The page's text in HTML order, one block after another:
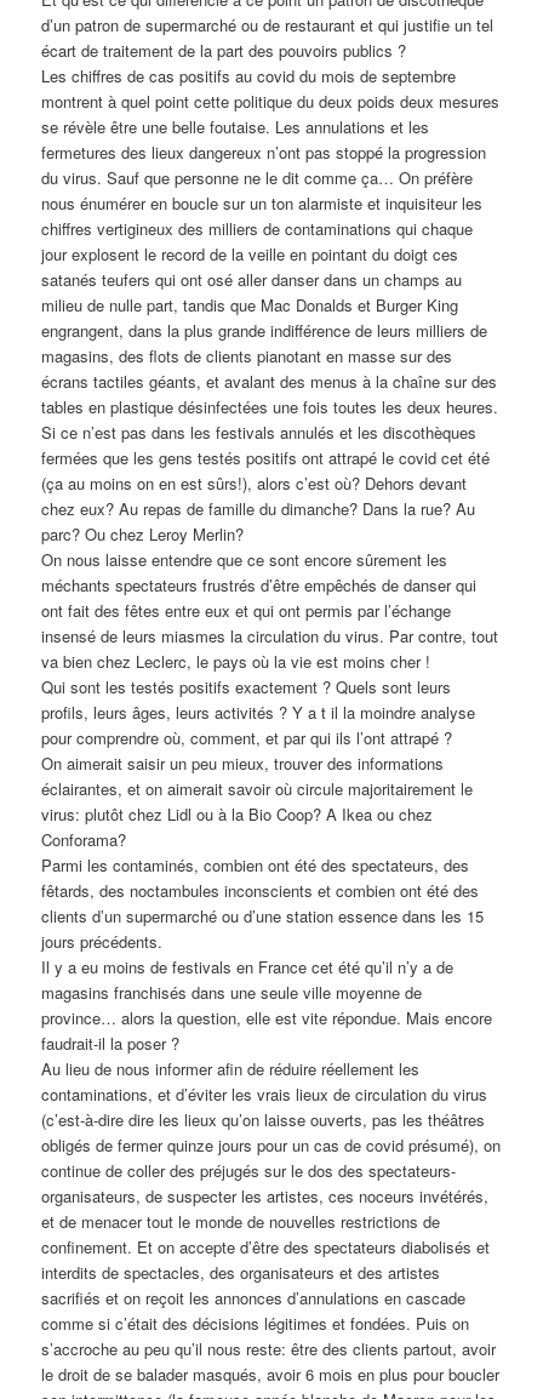
d’un patron de supermarché ou de restaurant et qui justifie un tel
écart de traitement de la part des pouvoirs publics ?
Les chiffres de cas positifs au covid du mois de septembre
montrent à quel point cette politique du deux poids deux mesures
se révèle être une belle foutaise. Les annulations et les
fermetures des lieux dangereux n’ont pas stoppé la progression
du virus. Sauf que personne ne le dit comme ça… On préfère
nous énumérer en boucle sur un ton alarmiste et inquisiteur les
chiffres vertigineux des milliers de contaminations qui chaque
jour explosent le record de la veille en pointant du doigt ces
satanés teufers qui ont osé aller danser dans un champs au
milieu de nulle part, tandis que Mac Donalds et Burger King
engrangent, dans la plus grande indifférence de leurs milliers de
magasins, des flots de clients pianotant en masse sur des
écrans tactiles géants, et avalant des menus à la chaîne sur des
tables en plastique désinfectées une fois toutes les deux heures.
Si ce n’est pas dans les festivals annulés et les discothèques
fermées que les gens testés positifs ont attrapé le covid cet été
(ça au moins on en est sûrs!), alors c’est où? Dehors devant
chez eux? Au repas de famille du dimanche? Dans la rue? Au
parc? Ou chez Leroy Merlin?
On nous laisse entendre que ce sont encore sûrement les
méchants spectateurs frustrés d’être empêchés de danser qui
ont fait des fêtes entre eux et qui ont permis par l’échange
insensé de leurs miasmes la circulation du virus. Par contre, tout
va bien chez Leclerc, le pays où la vie est moins cher !
Qui sont les testés positifs exactement ? Quels sont leurs
profils, leurs âges, leurs activités ? Y a t il la moindre analyse
pour comprendre où, comment, et par qui ils l’ont attrapé ?
On aimerait saisir un peu mieux, trouver des informations
éclairantes, et on aimerait savoir où circule majoritairement le
virus: plutôt chez Lidl ou à la Bio Coop? A Ikea ou chez
Conforama?
Parmi les contaminés, combien ont été des spectateurs, des
fêtards, des noctambules inconscients et combien ont été des
clients d’un supermarché ou d’une station essence dans les 15
jours précédents.
Il y a eu moins de festivals en France cet été qu’il n’y a de
magasins franchisés dans une seule ville moyenne de
province… alors la question, elle est vite répondue. Mais encore
faudrait-il la poser ?
Au lieu de nous informer afin de réduire réellement les
contaminations, et d’éviter les vrais lieux de circulation du virus
(c’est-à-dire dire les lieux qu’on laisse ouverts, pas les théâtres
obligés de fermer quinze jours pour un cas de covid présumé), on
continue de coller des préjugés sur le dos des spectateurs-
organisateurs, de suspecter les artistes, ces noceurs invétérés,
et de menacer tout le monde de nouvelles restrictions de
confinement. Et on accepte d’être des spectateurs diabolisés et
interdits de spectacles, des organisateurs et des artistes
sacrifiés et on reçoit les annonces d’annulations en cascade
comme si c’était des décisions légitimes et fondées. Puis on
s’accroche au peu qu’il nous reste: être des clients partout, avoir
le droit de se balader masqués, avoir 6 mois en plus pour boucler